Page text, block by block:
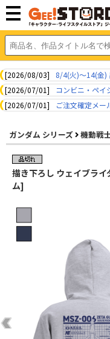
[2026/08/03]
8/4(火)～14(金)
[2026/07/01]
コンビニ・ペイ
[2026/07/01]
ご注文確定メー
ガンダム シリーズ 機動戦
描き下ろし ウェイブラ
ム]